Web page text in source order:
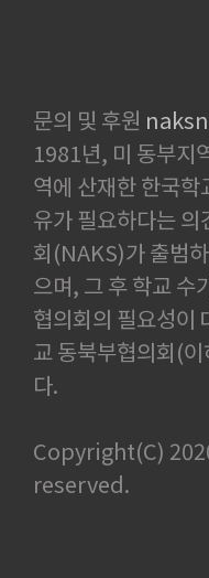
문의 및 후원
1981년, 미 동부지
역에 산재한 한국
유가 필요하다는
회(NAKS)가 출범
으며, 그 후 학교 수
협의회의 필요성이
교 동북부협의회(
다.
Copyright(C)
reserved.